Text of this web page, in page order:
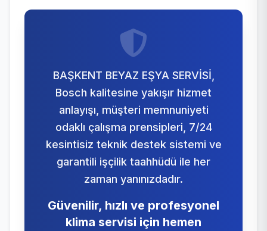
BAŞKENT BEYAZ EŞYA SERVİSİ,
Bosch kalitesine yakışır hizmet
anlayışı, müşteri memnuniyeti
odaklı çalışma prensipleri, 7/24
kesintisiz teknik destek sistemi ve
garantili işçilik taahhüdü ile her
zaman yanınızdadır.
Güvenilir, hızlı ve profesyonel
klima servisi için hemen